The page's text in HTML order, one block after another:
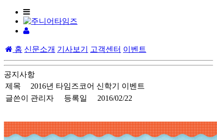
홈 신문소개 기사보기 고객센터 이벤트
공지사항
제목
2016년 타임즈코어 신학기 이벤트
글쓴이
관리자 등록일 2016/02/22